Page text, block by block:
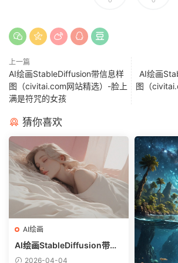
上一篇
AI绘画StableDiffusion带信息样
图（civitai.com网站精选）-脸上
满是符咒的女孩
AI绘画
图（
猜你喜欢
AI绘画
AI绘画StableDiffusion带信
息样图（civitai.com网站精
2026-04-04